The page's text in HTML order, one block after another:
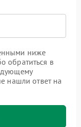
ниже
обратиться в
нашли ответ на